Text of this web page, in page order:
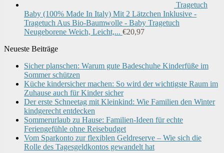
Tragetuch
Baby (100% Made In Italy) Mit 2 Lätzchen Inklusive -
Tragetuch Aus Bio-Baumwolle - Baby Tragetuch
Neugeborene Weich, Leicht,... €20,97
Neueste Beiträge
Sicher planschen: Warum gute Badeschuhe Kinderfüße im
Sommer schützen
Küche kindersicher machen: So wird der wichtigste Raum im
Zuhause auch für Kinder sicher
Der erste Schneetag mit Kleinkind: Wie Familien den Winter
kindgerecht entdecken
Sommerurlaub zu Hause: Familien-Ideen für echte
Feriengefühle ohne Reisebudget
Vom Sparkonto zur flexiblen Geldreserve – Wie sich die
Rolle des Tagesgeldkontos gewandelt hat